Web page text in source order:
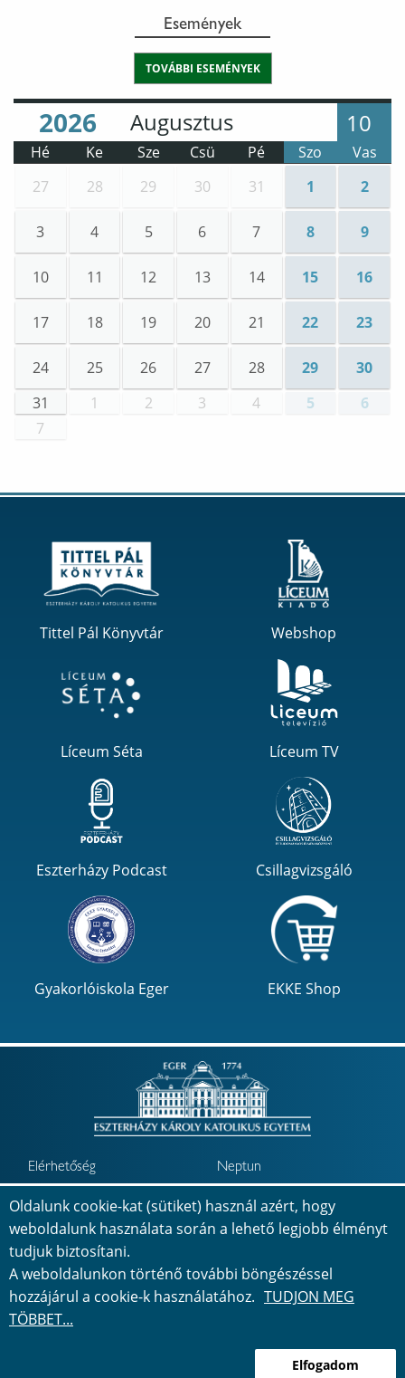
Oldalunk cookie-kat (sütiket) használ azért, hogy
weboldalunk használata során a lehető legjobb élményt
tudjuk biztosítani.
A weboldalunkon történő további böngészéssel
hozzájárul a cookie-k használatához. TUDJON MEG
TÖBBET...
Elfogadom
Események
TOVÁBBI ESEMÉNYEK
Hónap: 10
Hé Ke Sze Csü Pé Szo
Vas
27
28 29 30 31 1 2
3 4 5 6 7 8 9
10 11 12 13 14 15 16
17 18 19 20 21 22 23
24 25 26 27 28 29
30
31
1 2 3 4 5
6
7
Tittel Pál Könyvtár Webshop
Líceum Séta Líceum TV
Eszterházy Podcast Csillagvizsgáló
Gyakorlóiskola Eger EKKE Shop
Elérhetőség Neptun
Minőségbiztosítás Jövőkép
Telefonkönyv Térkép
Adatvédelem Impresszum
Akadálymentesítési
Bejelentkezés